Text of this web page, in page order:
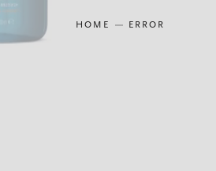
HOME ERROR